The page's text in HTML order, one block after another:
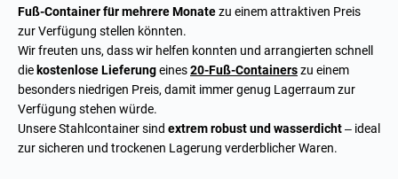
Fuß-Container für mehrere Monatezu einem attraktiven Preis
zur Verfügung stellen könnten.
Wir freuten uns, dass wir helfen konnten und arrangierten schnell
die kostenlose Lieferungeines20-Fuß-Containerszu einem
besonders niedrigen Preis, damit immer genug Lagerraum zur
Verfügung stehen würde.
Unsere Stahlcontainer sind extrem robust und wasserdicht– ideal
zur sicheren und trockenen Lagerung verderblicher Waren.